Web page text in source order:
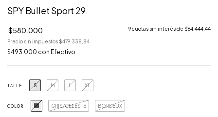
SPY Bullet Sport 29
$580.000 9cuotas sin interés de $64.444,44
Precio sin impuestos $479.338,84
$493.000 con Efectivo
TALLE S M L XL
COLOR GRIS/CELESTE BORDEUX